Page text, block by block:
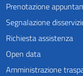
Prenotazione
Segnalazione
Richiesta assistenza
Open data
Amministrazione